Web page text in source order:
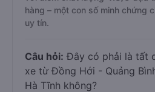
hàng – một con số minh chứng
uy tín.
Câu hỏi: Đây có phải là tất
xe từ Đồng Hới - Quảng
Hà Tĩnh không?